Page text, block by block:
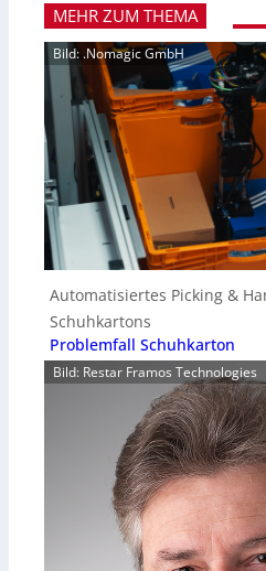
MEHR ZUM THEMA
Bild: .Nomagic GmbH
Automatisiertes Picking &
Schuhkartons
Problemfall Schuhkarton
Bild: Restar Framos Technologies